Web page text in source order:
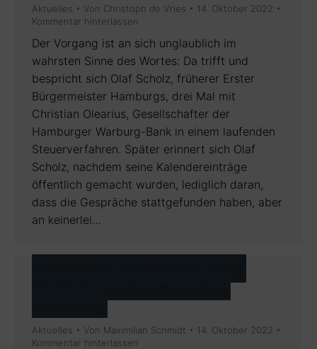
Aktuelles Von Christoph de Vries
14. Oktober 2022
Kommentar hinterlassen
Der Vorgang ist an sich unglaublich im
wahrsten Sinne des Wortes: Da trifft und
bespricht sich Olaf Scholz, früherer Erster
Bürgermeister Hamburgs, drei Mal mit
Christian Olearius, Gesellschafter der
Hamburger Warburg-Bank in einem laufenden
Steuerverfahren. Später erinnert sich Olaf
Scholz, nachdem seine Kalendereinträge
öffentlich gemacht wurden, lediglich daran,
dass die Gespräche stattgefunden haben, aber
an keinerlei…
Aktuelles Von Maximilian Schmidt
14. Oktober 2022
Kommentar hinterlassen